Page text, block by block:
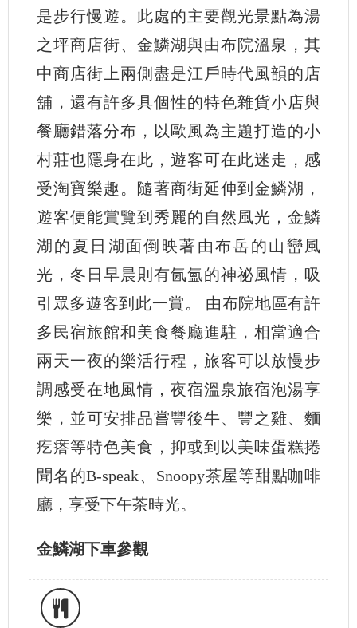
是步行慢遊。此處的主要觀光景點為湯
之坪商店街、金鱗湖與由布院溫泉，其
中商店街上兩側盡是江戶時代風韻的店
舖，還有許多具個性的特色雜貨小店與
餐廳錯落分布，以歐風為主題打造的小
村莊也隱身在此，遊客可在此迷走，感
受淘寶樂趣。隨著商街延伸到金鱗湖，
遊客便能賞覽到秀麗的自然風光，金鱗
湖的夏日湖面倒映著由布岳的山巒風
光，冬日早晨則有氤氳的神祕風情，吸
引眾多遊客到此一賞。 由布院地區有許
多民宿旅館和美食餐廳進駐，相當適合
兩天一夜的樂活行程，旅客可以放慢步
調感受在地風情，夜宿溫泉旅宿泡湯享
樂，並可安排品嘗豐後牛、豐之雞、麵
疙瘩等特色美食，抑或到以美味蛋糕捲
聞名的B-speak、Snoopy茶屋等甜點咖啡
廳，享受下午茶時光。
金鱗湖下車參觀